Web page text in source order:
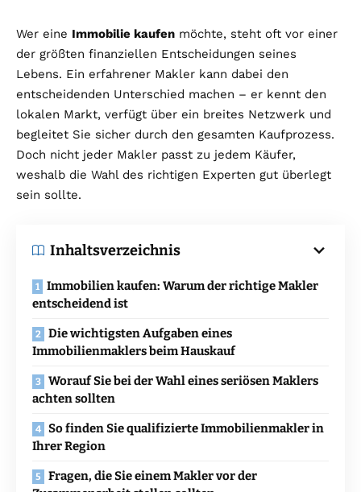
Wer eine Immobilie kaufen möchte, steht oft vor einer
der größten finanziellen Entscheidungen seines
Lebens. Ein erfahrener Makler kann dabei den
entscheidenden Unterschied machen – er kennt den
lokalen Markt, verfügt über ein breites Netzwerk und
begleitet Sie sicher durch den gesamten Kaufprozess.
Doch nicht jeder Makler passt zu jedem Käufer,
weshalb die Wahl des richtigen Experten gut überlegt
sein sollte.
Inhaltsverzeichnis
Immobilien kaufen: Warum der richtige Makler
entscheidend ist
Die wichtigsten Aufgaben eines
Immobilienmaklers beim Hauskauf
Worauf Sie bei der Wahl eines seriösen Maklers
achten sollten
So finden Sie qualifizierte Immobilienmakler in
Ihrer Region
Fragen, die Sie einem Makler vor der